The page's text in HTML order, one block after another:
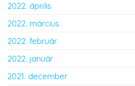
2022. április
2022. március
2022. február
2022. január
2021. december